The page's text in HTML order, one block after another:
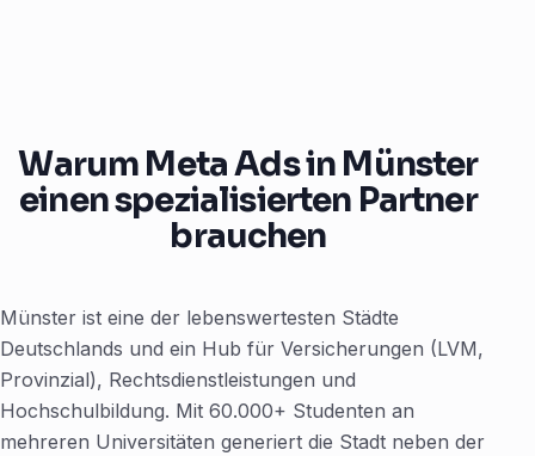
Warum Meta Ads in Münster
einen spezialisierten Partner
brauchen
Münster ist eine der lebenswertesten Städte
Deutschlands und ein Hub für Versicherungen (LVM,
Provinzial), Rechtsdienstleistungen und
Hochschulbildung. Mit 60.000+ Studenten an
mehreren Universitäten generiert die Stadt neben der